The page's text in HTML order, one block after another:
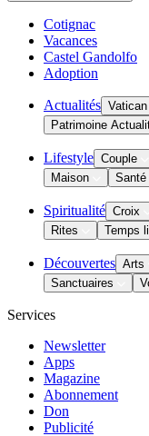
Cotignac
Vacances
Castel Gandolfo
Adoption
Actualités Vatican
Patrimoine
Lifestyle Couple
Maison
Santé
Spiritualité Croix
Rites
Temps
Découvertes Arts
Sanctuaires
Services
Newsletter
Apps
Magazine
Abonnement
Don
Publicité